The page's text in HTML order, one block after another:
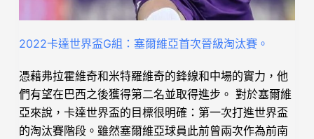
2022卡達世界盃G組：塞爾維亞首次晉級淘汰賽。
憑藉弗拉霍維奇和米特羅維奇的鋒線和中場的實力，他
們有望在巴西之後獲得第二名並取得進步。 對於塞爾維
亞來說，卡達世界盃的目標很明確：第一次打進世界盃
的淘汰賽階段。雖然塞爾維亞球員此前曾兩次作為前南